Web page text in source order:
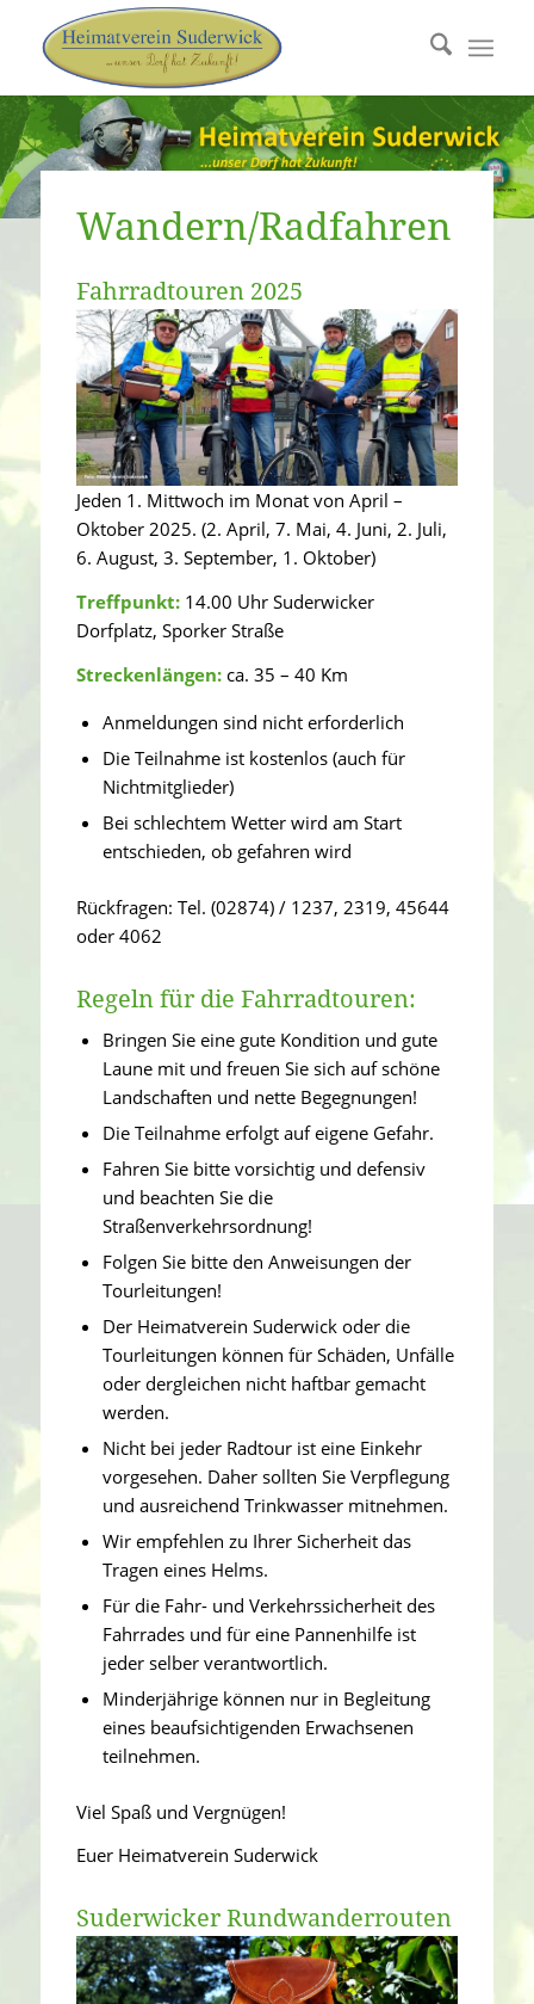
Wandern/Radfahren
Fahrradtouren 2025
Jeden 1. Mittwoch im Monat von April –
Oktober 2025. (2. April, 7. Mai, 4. Juni, 2. Juli,
6. August, 3. September, 1. Oktober)
Treffpunkt:14.00 Uhr Suderwicker
Dorfplatz, Sporker Straße
Streckenlängen:ca. 35 – 40 Km
Anmeldungen sind nicht erforderlich
Die Teilnahme ist kostenlos (auch für
Nichtmitglieder)
Bei schlechtem Wetter wird am Start
entschieden, ob gefahren wird
Rückfragen: Tel. (02874) / 1237, 2319, 45644
oder 4062
Regeln für die Fahrradtouren:
Bringen Sie eine gute Kondition und gute
Laune mit und freuen Sie sich auf schöne
Landschaften und nette Begegnungen!
Die Teilnahme erfolgt auf eigene Gefahr.
Fahren Sie bitte vorsichtig und defensiv
und beachten Sie die
Straßenverkehrsordnung!
Folgen Sie bitte den Anweisungen der
Tourleitungen!
Der Heimatverein Suderwick oder die
Tourleitungen können für Schäden, Unfälle
oder dergleichen nicht haftbar gemacht
werden.
Nicht bei jeder Radtour ist eine Einkehr
vorgesehen. Daher sollten Sie Verpflegung
und ausreichend Trinkwasser mitnehmen.
Wir empfehlen zu Ihrer Sicherheit das
Tragen eines Helms.
Für die Fahr- und Verkehrssicherheit des
Fahrrades und für eine Pannenhilfe ist
jeder selber verantwortlich.
Minderjährige können nur in Begleitung
eines beaufsichtigenden Erwachsenen
teilnehmen.
Viel Spaß und Vergnügen!
Euer Heimatverein Suderwick
Suderwicker Rundwanderrouten